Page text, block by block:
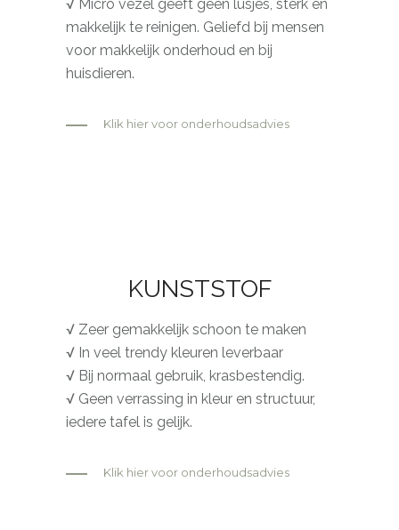
√ Micro vezel geeft geen lusjes, sterk en
makkelijk te reinigen. Geliefd bij mensen
voor makkelijk onderhoud en bij
huisdieren.
Klik hier voor onderhoudsadvies
KUNSTSTOF
√ Zeer gemakkelijk schoon te maken
√ In veel trendy kleuren leverbaar
√ Bij normaal gebruik, krasbestendig.
√ Geen verrassing in kleur en structuur,
iedere tafel is gelijk.
Klik hier voor onderhoudsadvies